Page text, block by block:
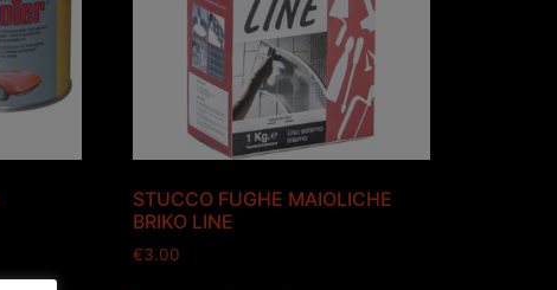
STUCCO FUGHE MAIOLICHE
BRIKO LINE
€3.00